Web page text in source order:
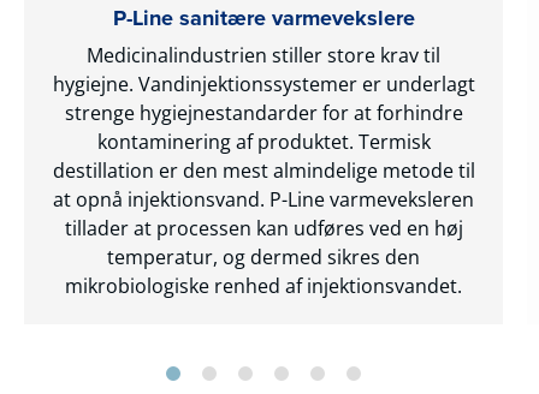
P-Line sanitære varmevekslere
Medicinalindustrien stiller store krav til
hygiejne. Vandinjektionssystemer er underlagt
strenge hygiejnestandarder for at forhindre
kontaminering af produktet. Termisk
destillation er den mest almindelige metode til
at opnå injektionsvand. P-Line varmeveksleren
tillader at processen kan udføres ved en høj
temperatur, og dermed sikres den
mikrobiologiske renhed af injektionsvandet.